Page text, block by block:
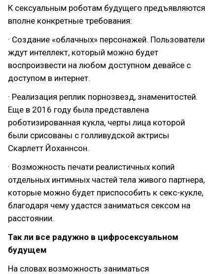
К сексуальным роботам будущего предъявляются
вполне конкретные требования:
· Создание «облачных» персонажей. Пользователи
ждут интеллект, который можно будет
воспроизвести на любом доступном девайсе с
доступом в интернет.
· Реализация реплик порнозвезд, знаменитостей.
Еще в 2016 году была представлена
роботизированная кукла, черты лица которой
были срисованы с голливудской актрисы
Скарлетт Йоханнсон.
· Возможность печати реалистичных копий
отдельных интимных частей тела живого партнера,
которые можно будет приспособить к секс-кукле,
благодаря чему удастся заниматься сексом на
расстоянии.
Так ли все радужно в цифросексуальном
будущем
На словах возможность заниматься